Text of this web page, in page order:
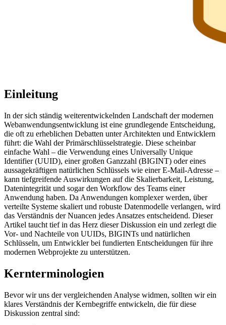
Einleitung
In der sich ständig weiterentwickelnden Landschaft der modernen
Webanwendungsentwicklung ist eine grundlegende Entscheidung,
die oft zu erheblichen Debatten unter Architekten und Entwicklern
führt: die Wahl der Primärschlüsselstrategie. Diese scheinbar
einfache Wahl – die Verwendung eines Universally Unique
Identifier (UUID), einer großen Ganzzahl (BIGINT) oder eines
aussagekräftigen natürlichen Schlüssels wie einer E-Mail-Adresse –
kann tiefgreifende Auswirkungen auf die Skalierbarkeit, Leistung,
Datenintegrität und sogar den Workflow des Teams einer
Anwendung haben. Da Anwendungen komplexer werden, über
verteilte Systeme skaliert und robuste Datenmodelle verlangen, wird
das Verständnis der Nuancen jedes Ansatzes entscheidend. Dieser
Artikel taucht tief in das Herz dieser Diskussion ein und zerlegt die
Vor- und Nachteile von UUIDs, BIGINTs und natürlichen
Schlüsseln, um Entwickler bei fundierten Entscheidungen für ihre
modernen Webprojekte zu unterstützen.
Kernterminologien
Bevor wir uns der vergleichenden Analyse widmen, sollten wir ein
klares Verständnis der Kernbegriffe entwickeln, die für diese
Diskussion zentral sind: